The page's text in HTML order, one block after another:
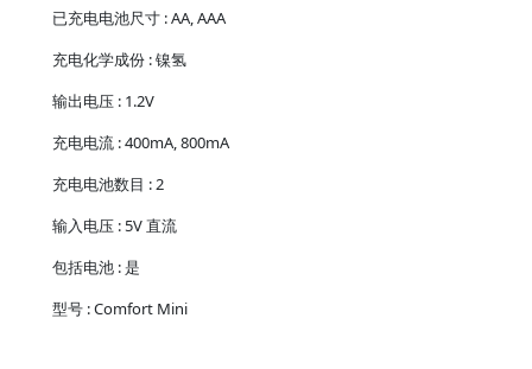
已充电电池尺寸 : AA, AAA
充电化学成份 : 镍氢
输出电压 : 1.2V
充电电流 : 400mA, 800mA
充电电池数目 : 2
输入电压 : 5V 直流
包括电池 : 是
型号 : Comfort Mini